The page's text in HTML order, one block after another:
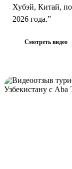
Хубэй, Китай,
2026 года.”
Смотреть видео